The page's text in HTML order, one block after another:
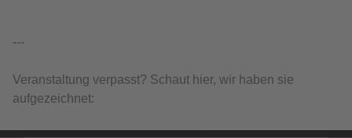
---
Veranstaltung verpasst? Schaut hier, wir haben sie
aufgezeichnet: